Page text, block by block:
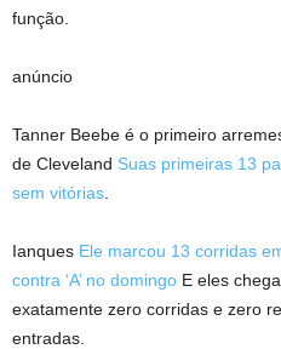
função.
anúncio
Tanner Beebe é o primeiro
de Cleveland Suas primeiras 13
sem vitórias
Ianques Ele marcou 13 corridas
contra ‘A’ no domingo E eles
exatamente zero corridas e zero
entradas.